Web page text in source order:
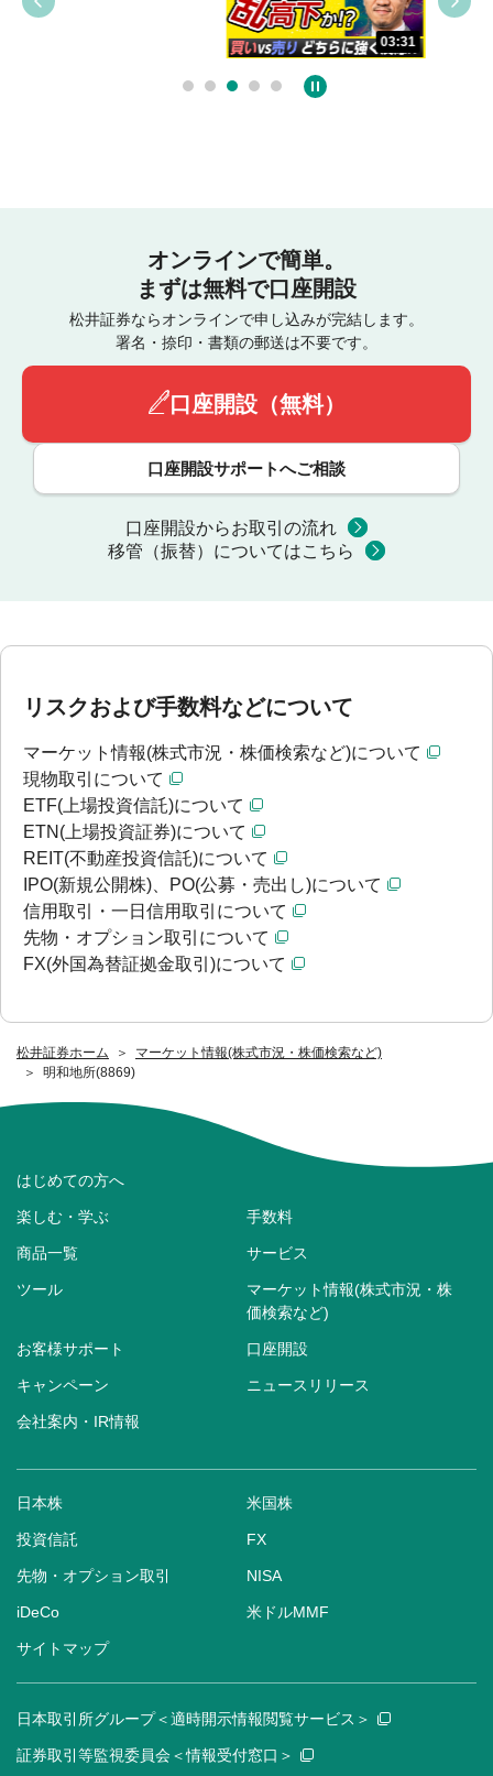
松井証券ホーム
マーケット情報(株式市況・株価検索など)
明和地所(8869)
03:31
オンラインで簡単。
まずは無料で口座開設
松井証券ならオンラインで申し込みが完結します。
署名・捺印・書類の郵送は不要です。
口座開設（無料）
口座開設サポートへご相談
口座開設からお取引の流れ
移管（振替）についてはこちら
リスクおよび手数料などについて
マーケット情報(株式市況・株価検索など)について
現物取引について
ETF(上場投資信託)について
ETN(上場投資証券)について
REIT(不動産投資信託)について
IPO(新規公開株)、PO(公募・売出し)について
信用取引・一日信用取引について
先物・オプション取引について
FX(外国為替証拠金取引)について
はじめての方へ
楽しむ・学ぶ 手数料
商品一覧 サービス
ツール
マーケット情報(株式市況・株
価検索など)
お客様サポート 口座開設
キャンペーン ニュースリリース
会社案内・IR情報
日本株 米国株
投資信託 FX
先物・オプション取引 NISA
iDeCo 米ドルMMF
サイトマップ
日本取引所グループ＜適時開示情報閲覧サービス＞
証券取引等監視委員会＜情報受付窓口＞